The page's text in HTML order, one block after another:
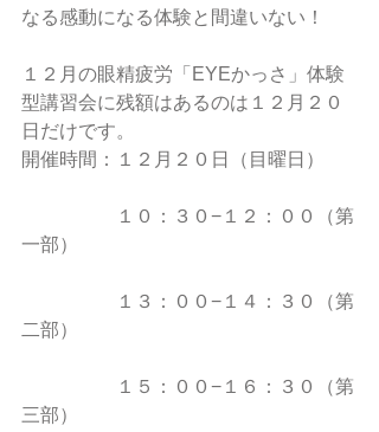
なる感動になる体験と間違いない！
１２月の眼精疲労「EYEかっさ」体験
型講習会に残額はあるのは１２月２０
日だけです。
開催時間：１２月２０日（目曜日）
１０：３０−１２：００（第
一部）
１３：００−１４：３０（第
二部）
１５：００−１６：３０（第
三部）